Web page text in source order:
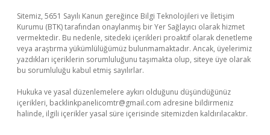
Sitemiz, 5651 Sayılı Kanun gereğince Bilgi Teknolojileri ve İletişim
Kurumu (BTK) tarafından onaylanmış bir Yer Sağlayıcı olarak hizmet
vermektedir. Bu nedenle, sitedeki içerikleri proaktif olarak denetleme
veya araştırma yükümlülüğümüz bulunmamaktadır. Ancak, üyelerimiz
yazdıkları içeriklerin sorumluluğunu taşımakta olup, siteye üye olarak
bu sorumluluğu kabul etmiş sayılırlar.
Hukuka ve yasal düzenlemelere aykırı olduğunu düşündüğünüz
içerikleri, backlinkpanelicomtr@gmail.com adresine bildirmeniz
halinde, ilgili içerikler yasal süre içerisinde sitemizden kaldırılacaktır.